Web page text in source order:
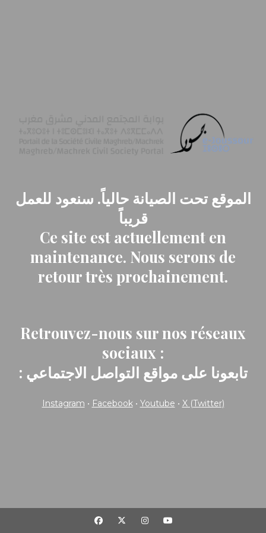
الموقع تحت الصيانة حالياً. سنعود للعمل
قريباً
Ce site est actuellement en
maintenance. Nous serons de
retour très prochainement.
Retrouvez-nous sur nos réseaux
sociaux :
: تابعونا على مواقع التواصل الاجتماعي
Instagram • Facebook• Youtube • X (Twitter)